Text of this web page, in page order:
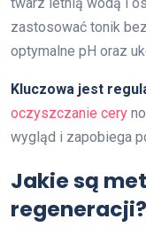
zastosować tonik
optymalne pH oraz
Kluczowa jest
oczyszczanie cery
wygląd i zapobiega
Jakie są
regeneracji?